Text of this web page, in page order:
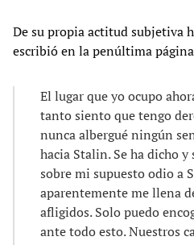
De su propia actitud subjetiva
escribió en la penúltima
El lugar que yo ocupo
tanto siento que tengo
nunca albergué ningún
hacia Stalin. Se ha dicho y
sobre mi supuesto odio a
aparentemente me llena
afligidos. Solo puedo
ante todo esto. Nuestros